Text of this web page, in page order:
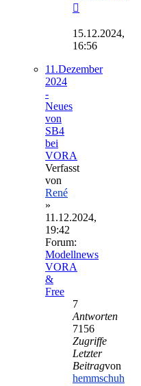
Beitrag
15.12.2024,
16:56
11.Dezember
2024
-
Neues
von
SB4
bei
VORA
Verfasst
von
René
»
11.12.2024,
19:42
Forum:
Modellnews
VORA
&
Free
7
Antworten
7156
Zugriffe
Letzter
Beitragvon
hemmschuh